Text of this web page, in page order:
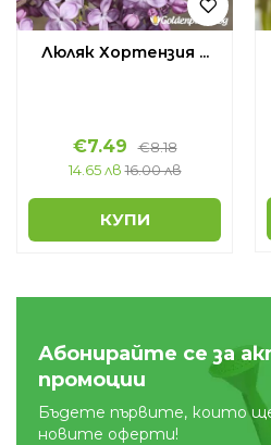
Люляк Хортензия ...
€7.49 €8.18
14.65 лв 16.00 лв
КУПИ
Абонирайте се за
промоции
Бъдете първите, които
новите оферти!